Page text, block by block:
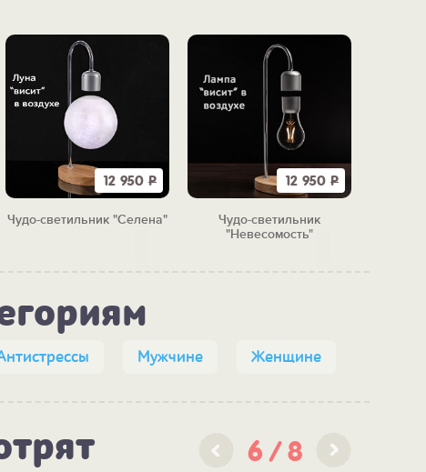
12 950 Р
Чудо-светильник "Селена"
12 950 Р
Чудо-светильник
"Невесомость"
Мужчине Женщине
6 8